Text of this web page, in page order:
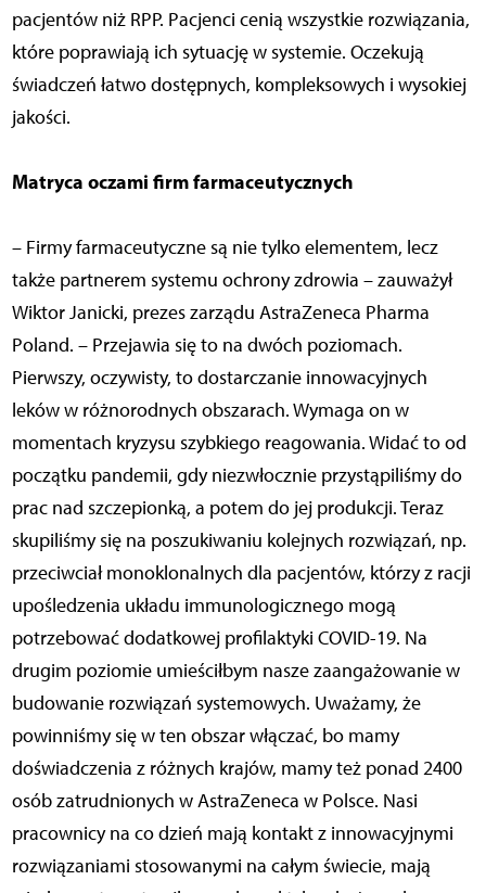
pacjentów niż RPP. Pacjenci cenią wszystkie rozwiązania,
które poprawiają ich sytuację w systemie. Oczekują
świadczeń łatwo dostępnych, kompleksowych i wysokiej
jakości.
Matryca oczami firm farmaceutycznych
– Firmy farmaceutyczne są nie tylko elementem, lecz
także partnerem systemu ochrony zdrowia – zauważył
Wiktor Janicki, prezes zarządu AstraZeneca Pharma
Poland. – Przejawia się to na dwóch poziomach.
Pierwszy, oczywisty, to dostarczanie innowacyjnych
leków w różnorodnych obszarach. Wymaga on w
momentach kryzysu szybkiego reagowania. Widać to od
początku pandemii, gdy niezwłocznie przystąpiliśmy do
prac nad szczepionką, a potem do jej produkcji. Teraz
skupiliśmy się na poszukiwaniu kolejnych rozwiązań, np.
przeciwciał monoklonalnych dla pacjentów, którzy z racji
upośledzenia układu immunologicznego mogą
potrzebować dodatkowej profilaktyki COVID-19. Na
drugim poziomie umieściłbym nasze zaangażowanie w
budowanie rozwiązań systemowych. Uważamy, że
powinniśmy się w ten obszar włączać, bo mamy
doświadczenia z różnych krajów, mamy też ponad 2400
osób zatrudnionych w AstraZeneca w Polsce. Nasi
pracownicy na co dzień mają kontakt z innowacyjnymi
rozwiązaniami stosowanymi na całym świecie, mają